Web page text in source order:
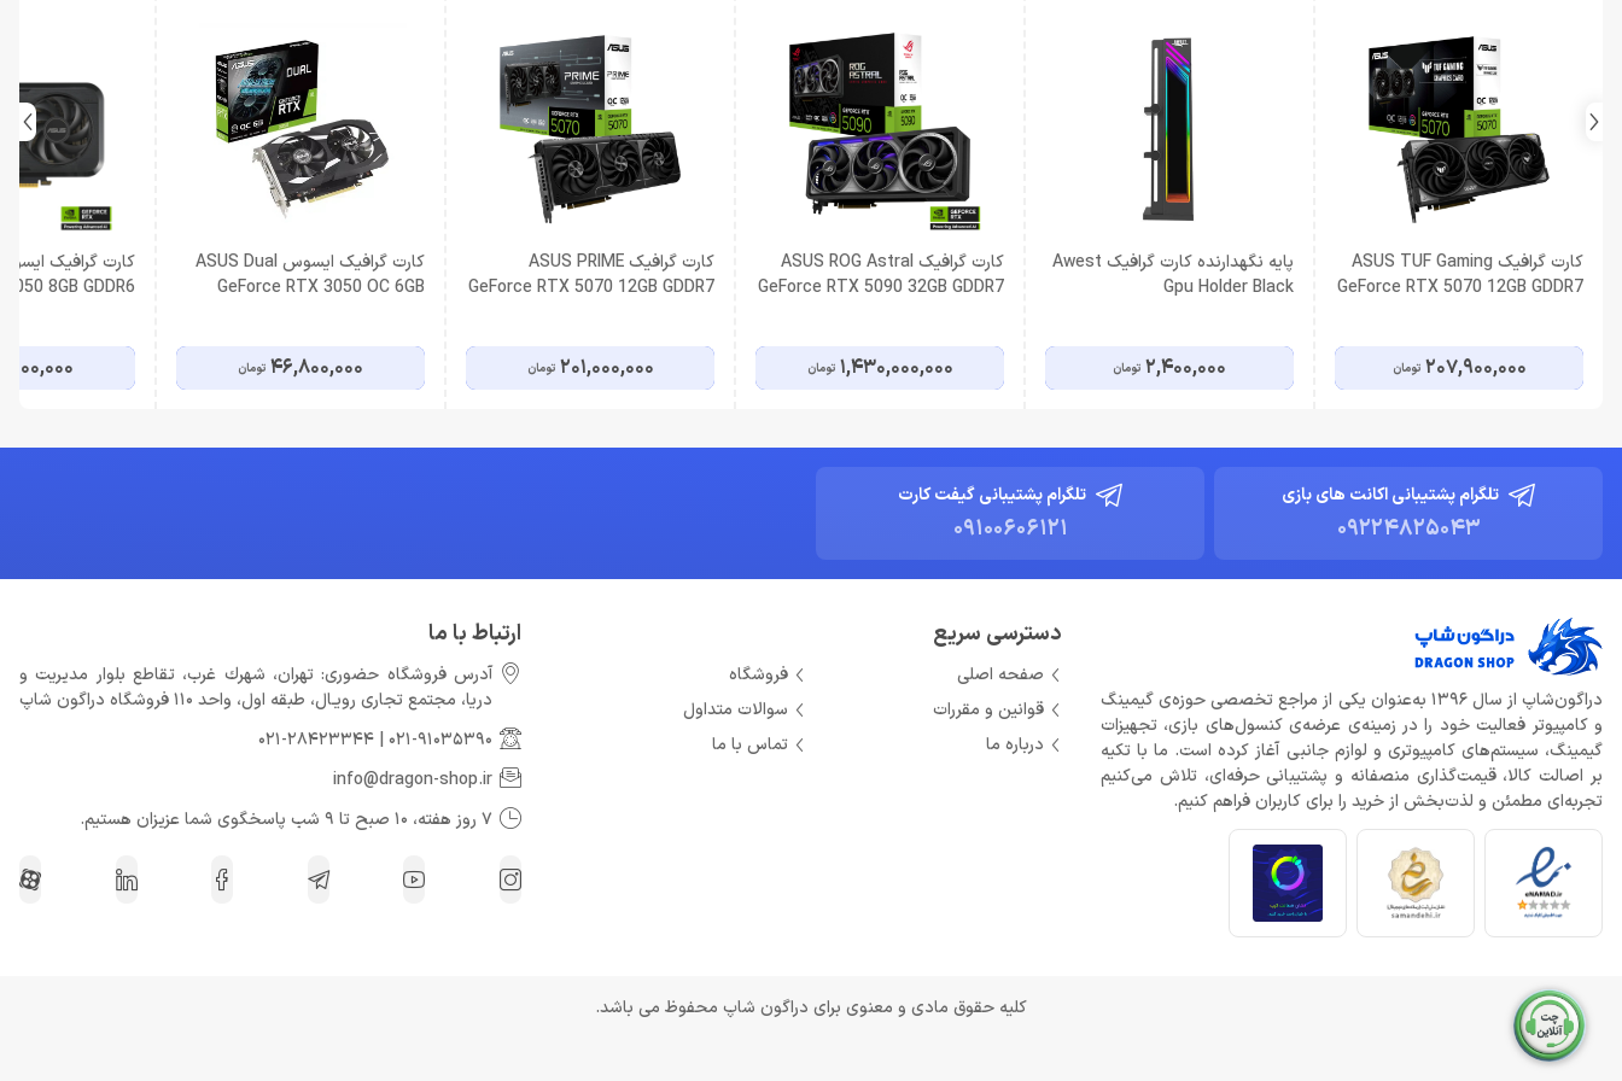
کارت گرافیک ASUS TUF Gaming
GeForce RTX 5070 12GB GDDR7
207,900,000 تومان
پایه نگهدارنده کارت گرافیک Awest
Gpu Holder Black
2,400,000 تومان
کارت گرافیک ASUS ROG Astral
GeForce RTX 5090 32GB GDDR7
1,430,000,000 تومان
کارت گرافیک ASUS PRIME
GeForce RTX 5070 12GB GDDR7
201,000,000 تومان
کارت گرافیک ایسوس ASUS Dual
GeForce RTX 3050 OC 6GB
46,800,000 تومان
8GB GDDR6
تلگرام پشتیبانی اکانت های بازی
09224825043
تلگرام پشتیبانی گیفت کارت
09100606121
دراگون‌شاپ از سال 1396 به‌عنوان یکی از مراجع تخصصی حوزه‌ی گیمینگ
و کامپیوتر فعالیت خود را در زمینه‌ی عرضه‌ی کنسول‌های بازی، تجهیزات
گیمینگ، سیستم‌های کامپیوتری و لوازم جانبی آغاز کرده است. ما با تکیه
بر اصالت کالا، قیمت‌گذاری منصفانه و پشتیبانی حرفه‌ای، تلاش می‌کنیم
تجربه‌ای مطمئن و لذت‌بخش از خرید را برای کاربران فراهم کنیم.
دسترسی سریع
صفحه اصلی
فروشگاه
قوانین و مقررات
سوالات متداول
درباره ما
تماس با ما
ارتباط با ما
آدرس فروشگاه حضوری: تهران، شهرك غرب، تقاطع بلوار مدیریت و
دريا، مجتمع تجارى رويـال، طبقه اول، واحد 110 فروشگاه دراگون شاپ
021-91035390
021-28423344
info@dragon-shop.ir
7 روز هفته، 10 صبح تا 9 شب پاسخگوی شما عزیزان هستیم.
کلیه حقوق مادی و معنوی برای دراگون شاپ محفوظ می باشد.